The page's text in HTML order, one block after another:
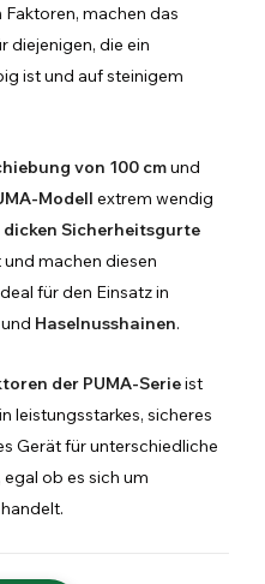
machen das
diejenigen, die ein
ist und auf steinigem
von 100 cmund
Modell extrem wendig
dicken Sicherheitsgurte
machen diesen
für den Einsatz in
und Haselnusshainen.
der PUMA-Serieist
leistungsstarkes, sicheres
Gerät für unterschiedliche
ob es sich um